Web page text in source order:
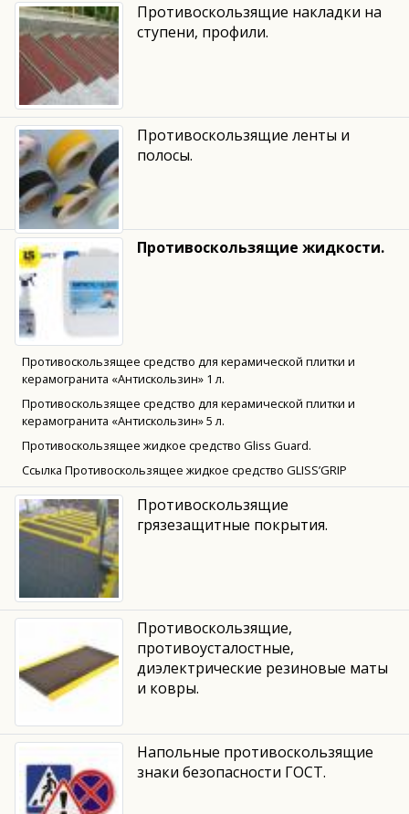
Противоскользящие накладки на
ступени, профили.
Противоскользящие ленты и
полосы.
Противоскользящие жидкости.
Противоскользящее средство для керамической плитки и
керамогранита «Антискользин» 1 л.
Противоскользящее средство для керамической плитки и
керамогранита «Антискользин» 5 л.
Противоскользящее жидкое средство Gliss Guard.
Ссылка Противоскользящее жидкое средство GLISS’GRIP
Противоскользящие
грязезащитные покрытия.
Противоскользящие,
противоусталостные,
диэлектрические резиновые маты
и ковры.
Напольные противоскользящие
знаки безопасности ГОСТ.